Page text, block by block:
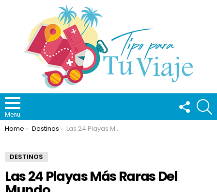
Menu
FOLLOW
US
You are here:
Home Destinos Las 24 Playas Más Raras Del Mundo
DESTINOS
Las 24 Playas Más Raras Del